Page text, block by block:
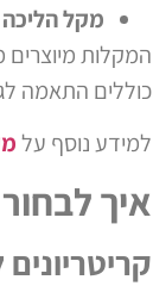
מקל
המקלות מיוצרים
כוללים התאמה
למידע נוסף על
איך